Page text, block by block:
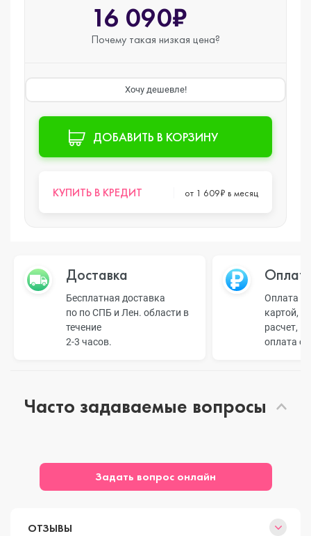
16 090₽
Почему такая низкая цена?
Хочу дешевле!
ДОБАВИТЬ В КОРЗИНУ
КУПИТЬ В КРЕДИТ от 1 609₽ в месяц
Доставка
Бесплатная доставка
по по СПБ и Лен. области в
течение
2-3 часов.
Оплата
картой,
расчет,
оплата
Часто задаваемые вопросы
Задать вопрос онлайн
ОТЗЫВЫ